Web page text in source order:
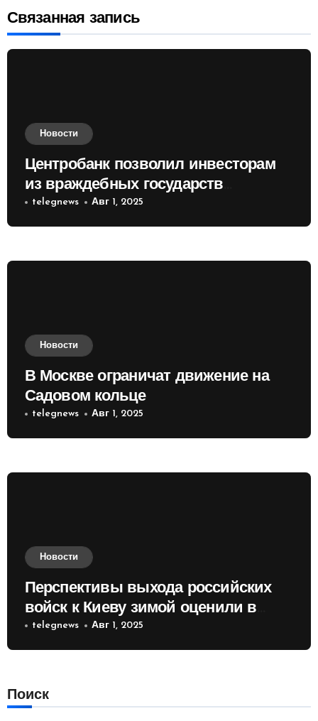
Связанная запись
Новости
Центробанк позволил инвесторам
из враждебных государств
приобретать валюту
telegnews Авг 1, 2025
Новости
В Москве ограничат движение на
Садовом кольце
telegnews Авг 1, 2025
Новости
Перспективы выхода российских
войск к Киеву зимой оценили в
России
telegnews Авг 1, 2025
Поиск